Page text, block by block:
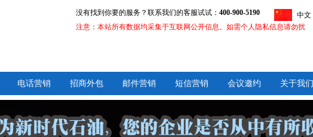
没有找到你要的服务？联系我们的客服试试： 400-900-5190 中文
注意：本站所有数据均采集于互联网公开信息。如需个人隐私信息请勿扰
电话营销 招商外包 邮件营销 短信营销 会议邀约 关于我们